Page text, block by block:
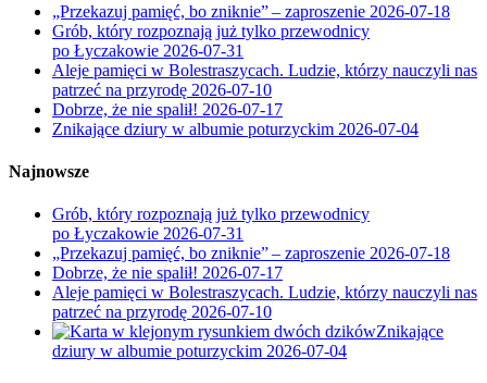
„Przekazuj pamięć, bo zniknie” – zaproszenie 2026-07-18
Grób, który rozpoznają już tylko przewodnicy
po Łyczakowie 2026-07-31
Aleje pamięci w Bolestraszycach. Ludzie, którzy nauczyli nas
patrzeć na przyrodę 2026-07-10
Dobrze, że nie spalił! 2026-07-17
Znikające dziury w albumie poturzyckim 2026-07-04
Najnowsze
Grób, który rozpoznają już tylko przewodnicy
po Łyczakowie 2026-07-31
„Przekazuj pamięć, bo zniknie” – zaproszenie 2026-07-18
Dobrze, że nie spalił! 2026-07-17
Aleje pamięci w Bolestraszycach. Ludzie, którzy nauczyli nas
patrzeć na przyrodę 2026-07-10
Znikające
dziury w albumie poturzyckim 2026-07-04